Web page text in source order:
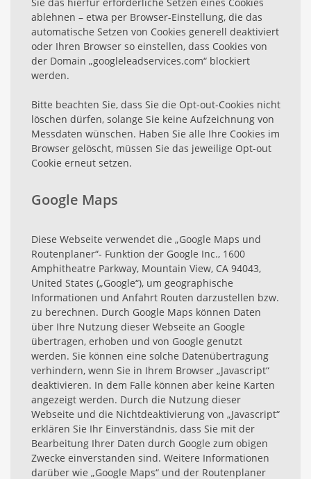
ablehnen – etwa per Browser-Einstellung, die das
automatische Setzen von Cookies generell deaktiviert
oder Ihren Browser so einstellen, dass Cookies von
der Domain „googleleadservices.com“ blockiert
werden.
Bitte beachten Sie, dass Sie die Opt-out-Cookies nicht
löschen dürfen, solange Sie keine Aufzeichnung von
Messdaten wünschen. Haben Sie alle Ihre Cookies im
Browser gelöscht, müssen Sie das jeweilige Opt-out
Cookie erneut setzen.
Google Maps
Diese Webseite verwendet die „Google Maps und
Routenplaner“- Funktion der Google Inc., 1600
Amphitheatre Parkway, Mountain View, CA 94043,
United States („Google“), um geographische
Informationen und Anfahrt Routen darzustellen bzw.
zu berechnen. Durch Google Maps können Daten
über Ihre Nutzung dieser Webseite an Google
übertragen, erhoben und von Google genutzt
werden. Sie können eine solche Datenübertragung
verhindern, wenn Sie in Ihrem Browser „Javascript“
deaktivieren. In dem Falle können aber keine Karten
angezeigt werden. Durch die Nutzung dieser
Webseite und die Nichtdeaktivierung von „Javascript“
erklären Sie Ihr Einverständnis, dass Sie mit der
Bearbeitung Ihrer Daten durch Google zum obigen
Zwecke einverstanden sind. Weitere Informationen
darüber wie „Google Maps“ und der Routenplaner